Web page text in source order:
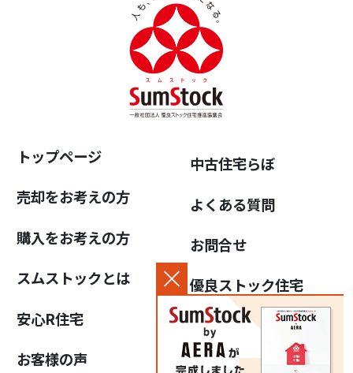
トップページ
売却をお考えの方
購入をお考えの方
スムストックとは
安心R住宅
お客様の声
中古住宅らぼ
よくある質問
お問合せ
優良ストック住宅
推進協議会について
個人情報保護方針